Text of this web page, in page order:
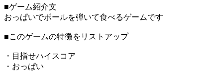
■ゲーム紹介文
おっぱいでボールを弾いて食べるゲームです
■このゲームの特徴をリストアップ
・目指せハイスコア
・おっぱい